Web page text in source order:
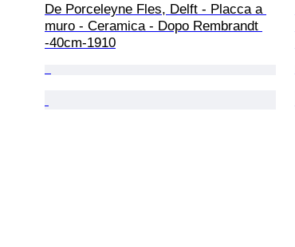
De Porceleyne Fles, Delft - Placca a
muro - Ceramica - Dopo Rembrandt
-40cm-1910